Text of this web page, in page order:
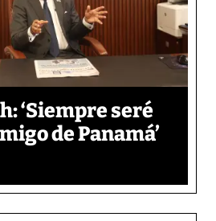
‘Siempre seré
de Panamá’